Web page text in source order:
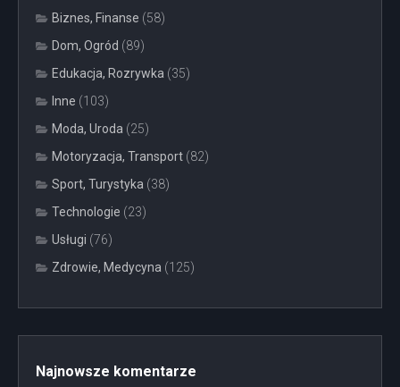
Biznes, Finanse (58)
Dom, Ogród (89)
Edukacja, Rozrywka (35)
Inne (103)
Moda, Uroda (25)
Motoryzacja, Transport (82)
Sport, Turystyka (38)
Technologie (23)
Usługi (76)
Zdrowie, Medycyna (125)
Najnowsze komentarze